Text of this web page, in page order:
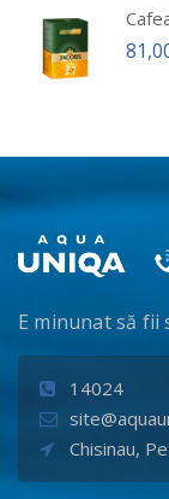
E minunat să fii
14024
Chisinau,